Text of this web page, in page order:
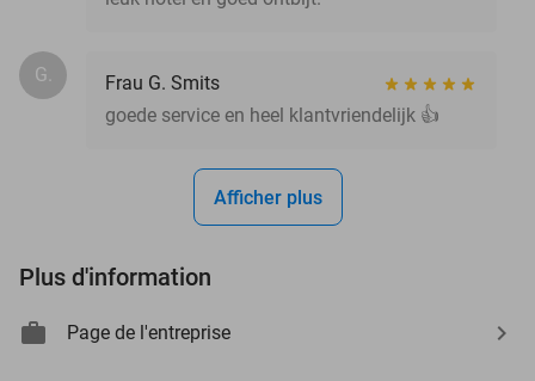
G.
Frau G. Smits
goede service en heel klantvriendelijk 👍
Afficher plus
Plus d'information
Page de l'entreprise